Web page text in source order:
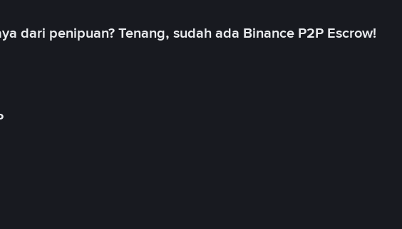
dari penipuan? Tenang, sudah ada Binance P2P Escrow!